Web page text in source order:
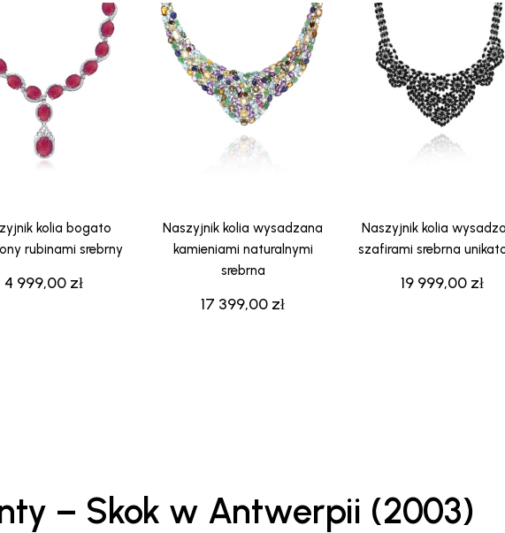
4 999,00 zł
kolia bogato
rubinami srebrny
17 399,00 zł
Naszyjnik kolia wysadzana
kamieniami naturalnymi
srebrna
19 999,00 zł
Naszyjnik kolia
szafirami srebrna
– Skok w Antwerpii (2003)